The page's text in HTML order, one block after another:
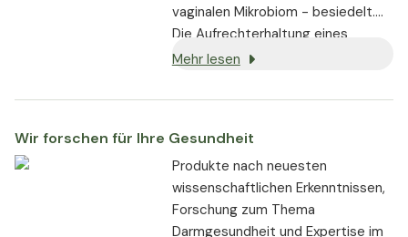
vaginalen Mikrobiom - besiedelt.
Die Aufrechterhaltung eines
gesunden vaginalen Mikrobioms ist
Infektionen und die allgemeine
Mehr lesen
Wir forschen für Ihre Gesundheit
Produkte nach neuesten
wissenschaftlichen Erkenntnissen,
Forschung zum Thema
Darmgesundheit und Expertise im